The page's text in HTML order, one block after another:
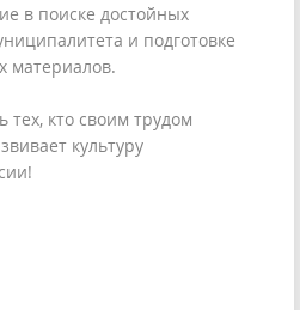
в поиске достойных
и подготовке
материалов.
тех, кто своим трудом
культуру